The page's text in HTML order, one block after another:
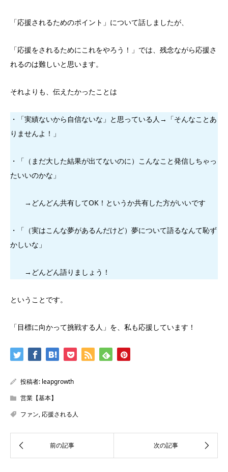
「応援されるためのポイント」について話しましたが、
「応援をされるためにこれをやろう！」では、残念ながら応援さ
れるのは難しいと思います。
それよりも、伝えたかったことは
・「実績ないから自信ないな」と思っている人→「そんなことあ
りませんよ！」
・「（まだ大した結果が出てないのに）こんなこと発信しちゃっ
たいいのかな」
→どんどん共有してOK！というか共有した方がいいです
・「（実はこんな夢があるんだけど）夢について語るなんて恥ず
かしいな」
→どんどん語りましょう！
ということです。
「目標に向かって挑戦する人」を、私も応援しています！
投稿者: leapgrowth
営業【基本】
ファン, 応援される人